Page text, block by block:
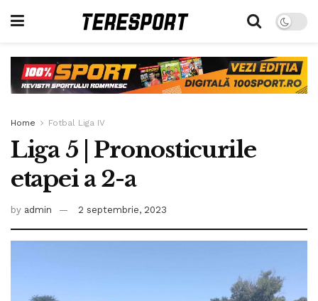
Home Fotbal Liga IV
Liga 5 | Pronosticurile
etapei a 2-a
by admin 2 septembrie, 2023